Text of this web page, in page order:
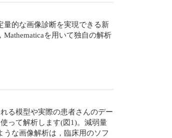
量的な画像診断を実現できる新
を用いて独自の解析
る模型や実際の患者さんのデー
って解析します(図1)。減弱量
な画像解析は，臨床用のソフ